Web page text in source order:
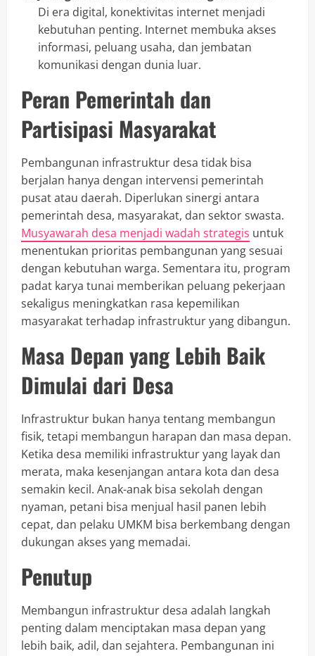
Di era digital, konektivitas internet menjadi
kebutuhan penting. Internet membuka akses
informasi, peluang usaha, dan jembatan
komunikasi dengan dunia luar.
Peran Pemerintah dan
Partisipasi Masyarakat
Pembangunan infrastruktur desa tidak bisa
berjalan hanya dengan intervensi pemerintah
pusat atau daerah. Diperlukan sinergi antara
pemerintah desa, masyarakat, dan sektor swasta.
Musyawarah desa menjadi wadah strategis untuk
menentukan prioritas pembangunan yang sesuai
dengan kebutuhan warga. Sementara itu, program
padat karya tunai memberikan peluang pekerjaan
sekaligus meningkatkan rasa kepemilikan
masyarakat terhadap infrastruktur yang dibangun.
Masa Depan yang Lebih Baik
Dimulai dari Desa
Infrastruktur bukan hanya tentang membangun
fisik, tetapi membangun harapan dan masa depan.
Ketika desa memiliki infrastruktur yang layak dan
merata, maka kesenjangan antara kota dan desa
semakin kecil. Anak-anak bisa sekolah dengan
nyaman, petani bisa menjual hasil panen lebih
cepat, dan pelaku UMKM bisa berkembang dengan
dukungan akses yang memadai.
Penutup
Membangun infrastruktur desa adalah langkah
penting dalam menciptakan masa depan yang
lebih baik, adil, dan sejahtera. Pembangunan ini